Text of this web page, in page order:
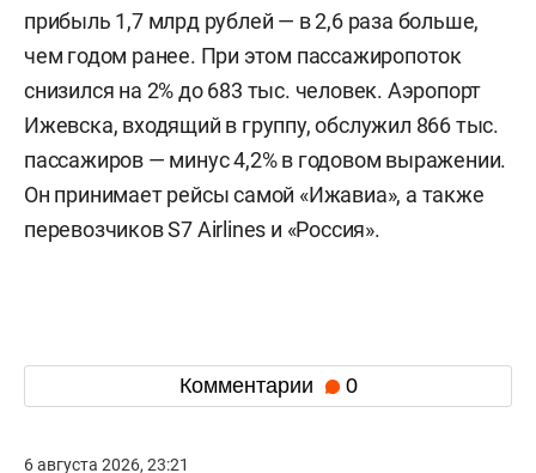
прибыль 1,7 млрд рублей — в 2,6 раза больше,
чем годом ранее. При этом пассажиропоток
снизился на 2% до 683 тыс. человек. Аэропорт
Ижевска, входящий в группу, обслужил 866 тыс.
пассажиров — минус 4,2% в годовом выражении.
Он принимает рейсы самой «Ижавиа», а также
перевозчиков S7 Airlines и «Россия».
Комментарии 0
6 августа 2026, 23:21